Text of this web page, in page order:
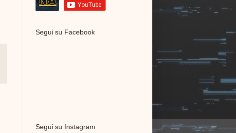
Segui su Facebook
Segui su Instagram